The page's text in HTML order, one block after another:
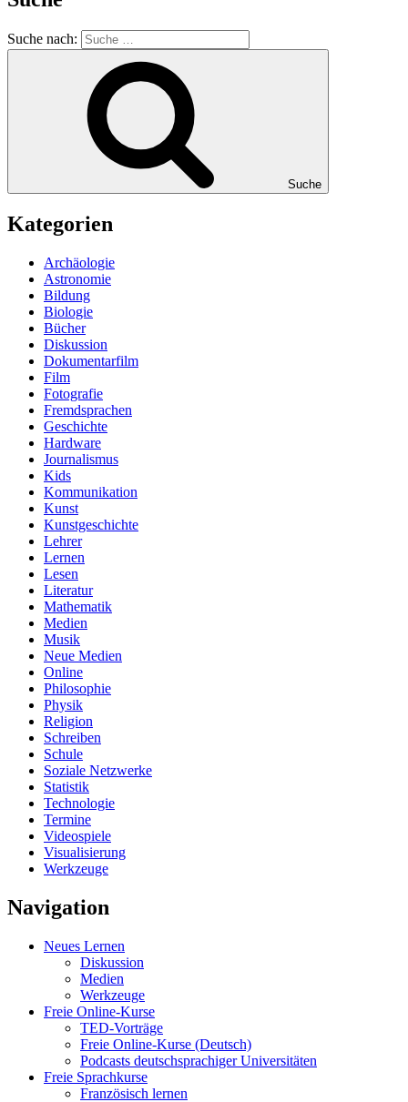
Suche nach:
Suche
Kategorien
Archäologie
Astronomie
Bildung
Biologie
Bücher
Diskussion
Dokumentarfilm
Film
Fotografie
Fremdsprachen
Geschichte
Hardware
Journalismus
Kids
Kommunikation
Kunst
Kunstgeschichte
Lehrer
Lernen
Lesen
Literatur
Mathematik
Medien
Musik
Neue Medien
Online
Philosophie
Physik
Religion
Schreiben
Schule
Soziale Netzwerke
Statistik
Technologie
Termine
Videospiele
Visualisierung
Werkzeuge
Navigation
Neues Lernen
Diskussion
Medien
Werkzeuge
Freie Online-Kurse
TED-Vorträge
Freie Online-Kurse (Deutsch)
Podcasts deutschsprachiger Universitäten
Freie Sprachkurse
Französisch lernen